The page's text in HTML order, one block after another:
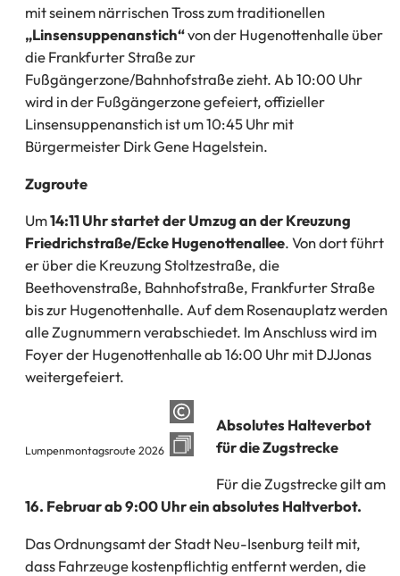
mit seinem närrischen Tross zum traditionellen
„Linsensuppenanstich“von der Hugenottenhalle über
die Frankfurter Straße zur
Fußgängerzone/Bahnhofstraße zieht. Ab 10:00 Uhr
wird in der Fußgängerzone gefeiert, offizieller
Linsensuppenanstich ist um 10:45 Uhr mit
Bürgermeister Dirk Gene Hagelstein.
Zugroute
Um14:11 Uhrstartet der Umzug an der Kreuzung
Friedrichstraße/Ecke Hugenottenallee. Von dort führt
er über die Kreuzung Stoltzestraße, die
Beethovenstraße, Bahnhofstraße, Frankfurter Straße
bis zur Hugenottenhalle. Auf dem Rosenauplatz werden
alle Zugnummern verabschiedet. Im Anschluss wird im
Foyer der Hugenottenhalle ab 16:00 Uhr mit DJJonas
weitergefeiert.
Lumpenmontagsroute 2026
Absolutes Halteverbot
für die Zugstrecke
Für die Zugstrecke gilt am
16. Februar ab 9:00 Uhr ein absolutes Haltverbot.
Das Ordnungsamt der Stadt Neu-Isenburg teilt mit,
dass Fahrzeuge kostenpflichtig entfernt werden, die